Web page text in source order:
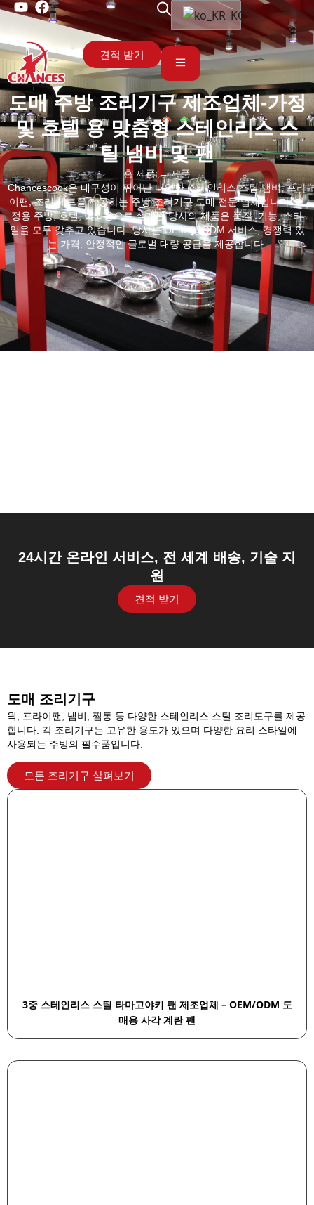
KO
견적 받기
도매 주방 조리기구 제조업체-가정
및 호텔 용 맞춤형 스테인리스 스
틸 냄비 및 팬
홈제품 → 제품
Chancescook은 내구성이 뛰어난 다양한 스테인리스 스틸 냄비, 프라
이팬, 조리 세트를 제공하는 주방 조리기구 도매 전문 업체입니다. 가
정용 주방, 호텔, 야외용으로 설계된 당사의 제품은 품질, 기능, 스타
일을 모두 갖추고 있습니다. 당사는 OEM 및 ODM 서비스, 경쟁력 있
는 가격, 안정적인 글로벌 대량 공급을 제공합니다.
24시간 온라인 서비스, 전 세계 배송, 기술 지
원
견적 받기
도매 조리기구
웍, 프라이팬, 냄비, 찜통 등 다양한 스테인리스 스틸 조리도구를 제공
합니다. 각 조리기구는 고유한 용도가 있으며 다양한 요리 스타일에
사용되는 주방의 필수품입니다.
모든 조리기구 살펴보기
3중 스테인리스 스틸 타마고야키 팬 제조업체 – OEM/ODM 도
매용 사각 계란 팬